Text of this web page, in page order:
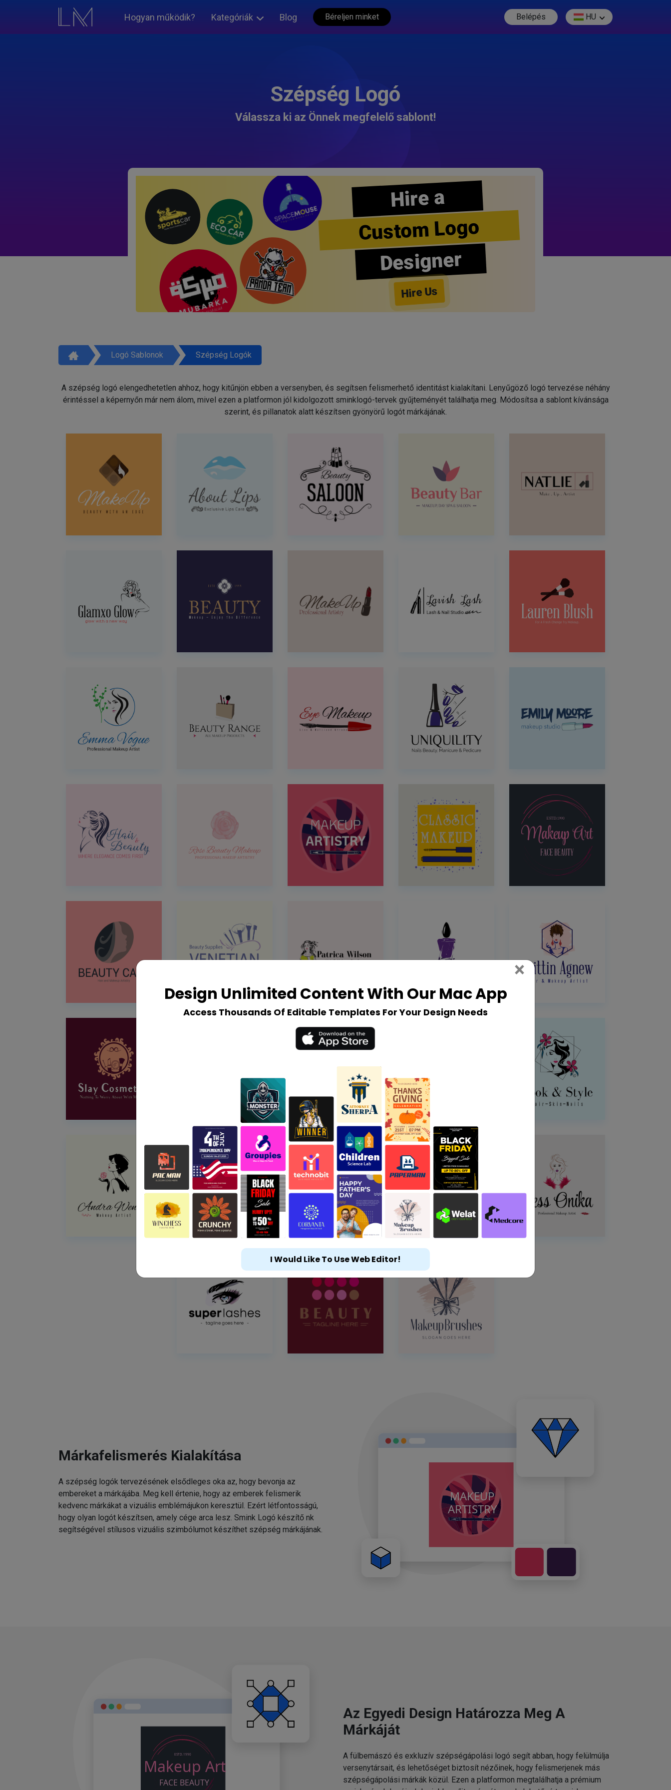
Hogyan működik? Kategóriák Blog Béreljen minket Belépés HU
Szépség Logó
Válassza ki az Önnek megfelelő sablont!
Hire a
Custom Logo
Designer
Hire Us
Logó Sablonok Szépség Logók
A szépség logó elengedhetetlen ahhoz, hogy kitűnjön ebben a versenyben, és segítsen felismerhető identitást kialakítani. Lenyűgöző logó tervezése néhány
érintéssel a képernyőn már nem álom, mivel ezen a platformon jól kidolgozott sminklogó-tervek gyűjteményét találhatja meg. Módosítsa a sablont kívánsága
szerint, és pillanatok alatt készítsen gyönyörű logót márkájának.
Márkafelismerés Kialakítása
A szépség logók tervezésének elsődleges oka az, hogy bevonja az
embereket a márkájába. Meg kell értenie, hogy az emberek felismerik
kedvenc márkákat a vizuális emblémájukon keresztül. Ezért létfontosságú,
hogy olyan logót készítsen, amely cége arca lesz. Smink Logó készítő nk
segítségével stílusos vizuális szimbólumot készíthet szépség márkájának.
Az Egyedi Design Határozza Meg A
Márkáját
A fülbemászó és exkluzív szépségápolási logó segít abban, hogy felülmúlja
versenytársait, és lehetőséget biztosít nézőinek, hogy felismerjenek más
szépségápolási márkák közül. Ezen a platformon megtalálhatja a prémium
Design Unlimited Content With Our Mac App
Access Thousands Of Editable Templates For Your Design Needs
× Close
I Would Like To Use Web Editor!